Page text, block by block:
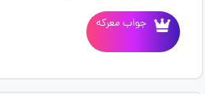
جواب معرکه